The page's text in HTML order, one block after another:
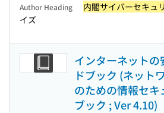
Author Heading 内閣サイバーセキュ
イズ
インターネット
ドブック (ネット
のための情報セキ
ブック ; Ver 4.10)